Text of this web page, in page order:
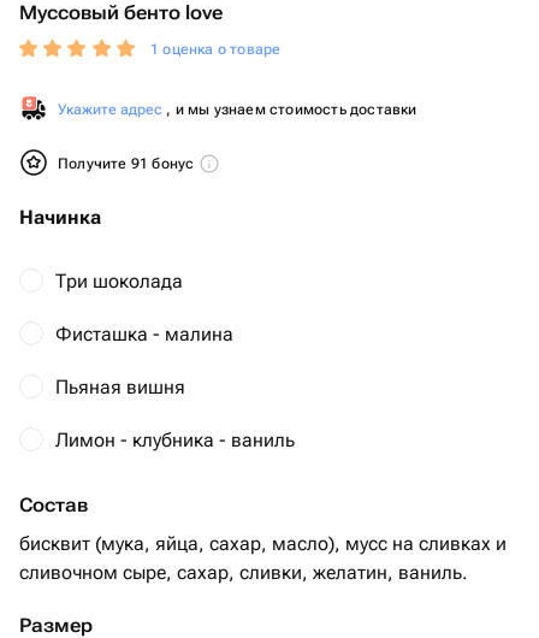
Муссовый бенто love
1 оценка о товаре
Укажите адрес , и мы узнаем стоимость доставки
Получите 91 бонус
Начинка
Три шоколада
Фисташка - малина
Пьяная вишня
Лимон - клубника - ваниль
Состав
бисквит (мука, яйца, сахар, масло), мусс на сливках и
сливочном сыре, сахар, сливки, желатин, ваниль.
Размер